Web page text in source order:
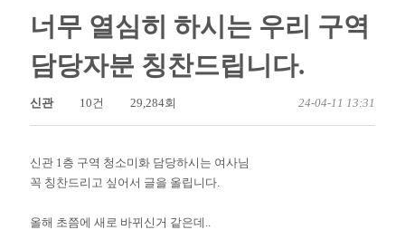
너무 열심히 하시는 우리 구역
담당자분 칭찬드립니다.
신관 10건 29,284회 24-04-11 13:31
신관 1층 구역 청소미화 담당하시는 여사님
꼭 칭찬드리고 싶어서 글을 올립니다.
올해 초쯤에 새로 바뀌신거 같은데..